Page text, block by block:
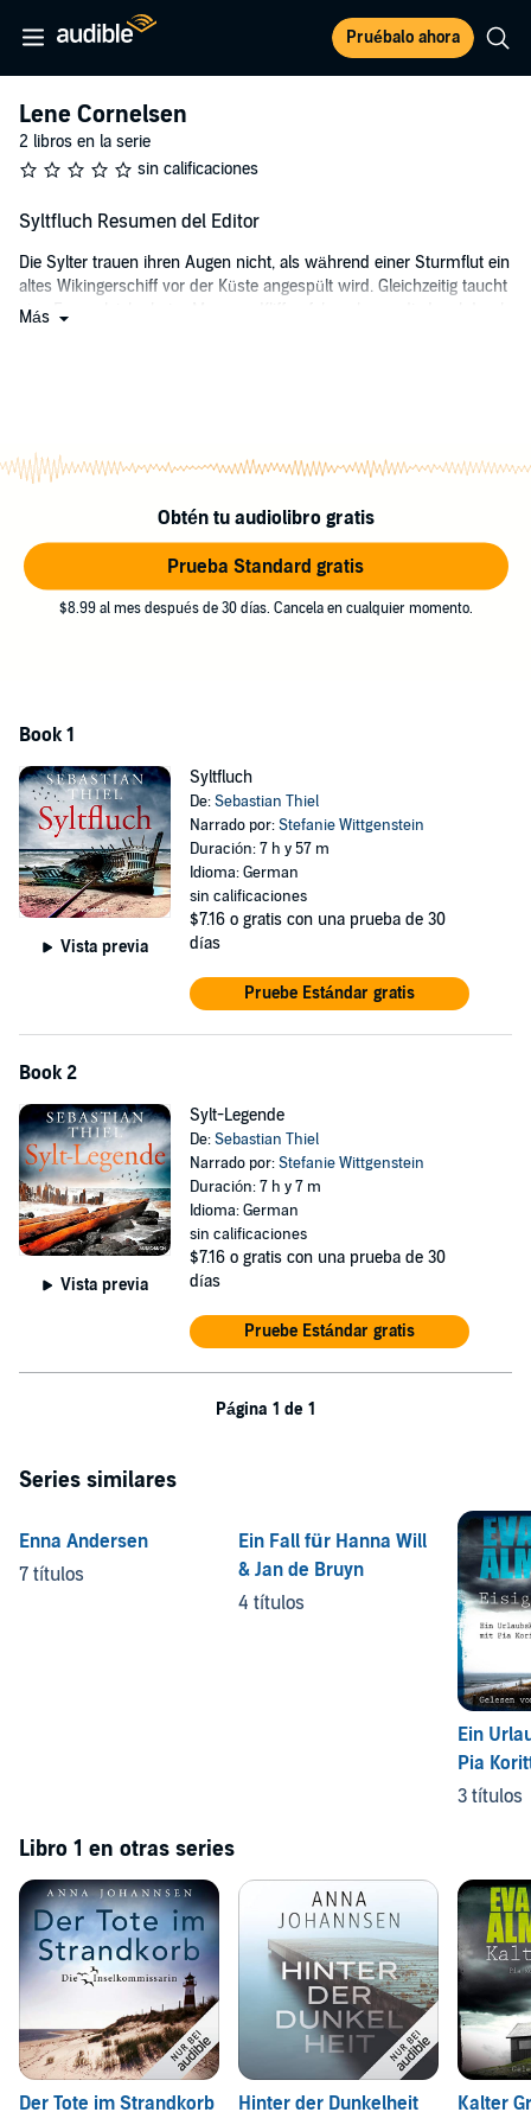
Pruébalo ahora
Lene Cornelsen
2 libros en la serie
sin calificaciones
Syltfluch Resumen del Editor
Die Sylter trauen ihren Augen nicht, als während einer Sturmflut ein
altes Wikingerschiff vor der Küste angespült wird. Gleichzeitig taucht
eine Frauenleiche beim Morsum-Kliff auf, kurz bevor die Insel durch
furchtbaren Fluchs.
©2022 Sebastian Thiel (P)2022 SAGA Egmont
Más
Obtén tu audiolibro gratis
Prueba Standard gratis
$8.99 al mes después de 30 días. Cancela en cualquier momento.
Book 1
Vista previa
Syltfluch
De:Sebastian Thiel
Narrado por:Stefanie Wittgenstein
Duración: 7 h y 57 m
Idioma: German
sin calificaciones
$7.16 o gratis con una prueba de 30
días
Pruebe Estándar gratis
Book 2
Vista previa
Sylt-Legende
De:Sebastian Thiel
Narrado por:Stefanie Wittgenstein
Duración: 7 h y 7 m
Idioma: German
sin calificaciones
$7.16 o gratis con una prueba de 30
días
Pruebe Estándar gratis
Página 1 de 1
Series similares
Enna Andersen
7 títulos
Ein Fall für Hanna Will
& Jan de Bruyn
4 títulos
Ein
Pia
3 títulos
Libro 1 en otras series
Der Tote im Strandkorb Hinter der Dunkelheit Kalter